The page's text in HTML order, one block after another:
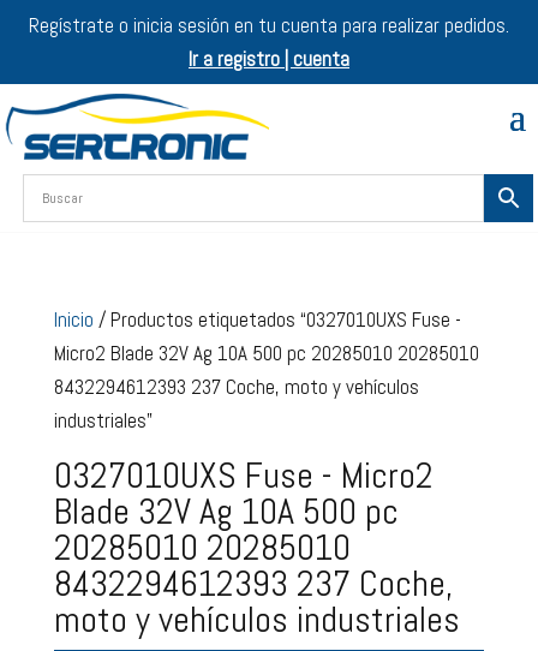
Regístrate o inicia sesión en tu cuenta para realizar pedidos.
Ir a registro | cuenta
Inicio / Productos etiquetados “0327010UXS Fuse -
Micro2 Blade 32V Ag 10A 500 pc 20285010 20285010
8432294612393 237 Coche, moto y vehículos
industriales”
0327010UXS Fuse - Micro2
Blade 32V Ag 10A 500 pc
20285010 20285010
8432294612393 237 Coche,
moto y vehículos industriales